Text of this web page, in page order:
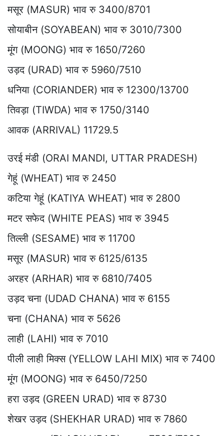
मसूर (MASUR) भाव रु 3400/8701
सोयाबीन (SOYABEAN) भाव रु 3010/7300
मूंग (MOONG) भाव रु 1650/7260
उड़द (URAD) भाव रु 5960/7510
धनिया (CORIANDER) भाव रु 12300/13700
तिवड़ा (TIWDA) भाव रु 1750/3140
आवक (ARRIVAL) 11729.5
उरई मंडी (ORAI MANDI, UTTAR PRADESH)
गेहूं (WHEAT) भाव रु 2450
कटिया गेहूं (KATIYA WHEAT) भाव रु 2800
मटर सफेद (WHITE PEAS) भाव रु 3945
तिल्ली (SESAME) भाव रु 11700
मसूर (MASUR) भाव रु 6125/6135
अरहर (ARHAR) भाव रु 6810/7405
उड़द चना (UDAD CHANA) भाव रु 6155
चना (CHANA) भाव रु 5626
लाही (LAHI) भाव रु 7010
पीली लाही मिक्स (YELLOW LAHI MIX) भाव रु 7400
मूंग (MOONG) भाव रु 6450/7250
हरा उड़द (GREEN URAD) भाव रु 8730
शेखर उड़द (SHEKHAR URAD) भाव रु 7860